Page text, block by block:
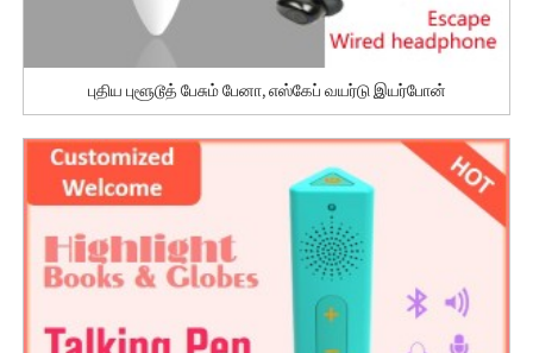
புதிய புளூடூத் பேசும் பேனா, எஸ்கேப் வயர்டு இயர்போன்